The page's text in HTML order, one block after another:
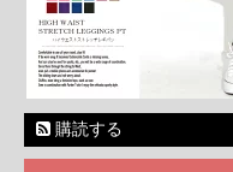
購読する